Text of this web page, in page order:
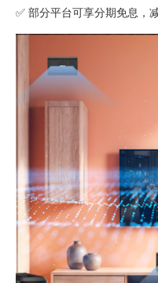
✅ 部分平台可享分期免息，